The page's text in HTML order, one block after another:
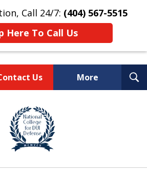
Call 24/7: (404) 567-5515
Here To Call Us
Us More
RATED
Defense
Law Firm